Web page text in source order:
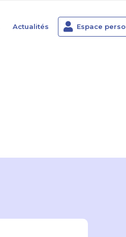
Actualités Espace perso